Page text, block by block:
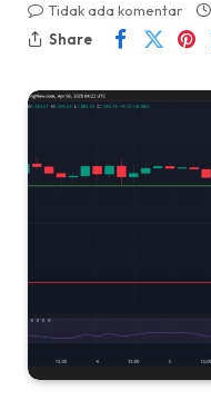
Tidak ada komentar
Share